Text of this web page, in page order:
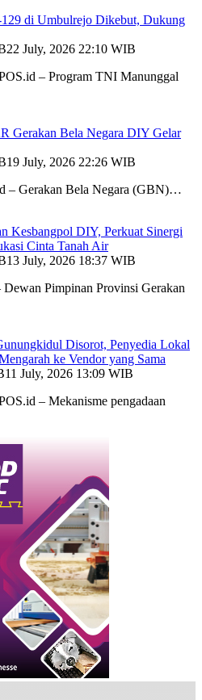
di Umbulrejo Dikebut, Dukung
22 July, 2026 22:10 WIB
– Program TNI Manunggal
Gerakan Bela Negara DIY Gelar
19 July, 2026 22:26 WIB
– Gerakan Bela Negara (GBN)…
Kesbangpol DIY, Perkuat Sinergi
Cinta Tanah Air
13 July, 2026 18:37 WIB
Pimpinan Provinsi Gerakan
Disorot, Penyedia Lokal
ke Vendor yang Sama
11 July, 2026 13:09 WIB
– Mekanisme pengadaan